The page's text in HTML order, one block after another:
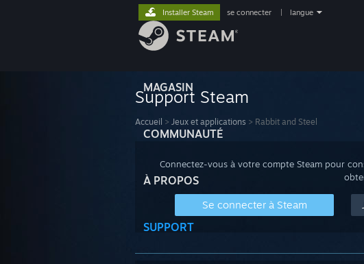
MAGASIN
COMMUNAUTÉ
À PROPOS
SUPPORT
Installer Steam se connecter langue
Support Steam
Accueil > Jeux et applications > Rabbit and Steel
Connectez-vous à votre compte Steam pour
Se connecter à Steam